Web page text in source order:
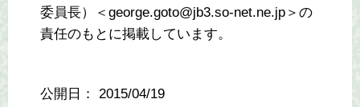
委員長）＜george.goto@jb3.so-net.ne.jp＞の
責任のもとに掲載しています。
公開日： 2015/04/19